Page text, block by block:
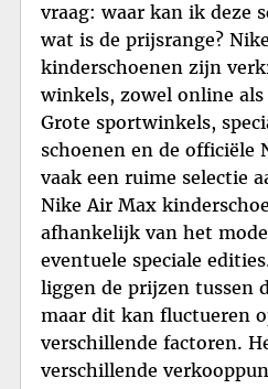
vraag: waar kan ik deze
wat is de prijsrange?
kinderschoenen zijn
winkels, zowel online
Grote sportwinkels,
schoenen en de
vaak een ruime selectie
Nike Air Max
afhankelijk van het
eventuele speciale
liggen de prijzen tussen
maar dit kan fluctueren
verschillende factoren.
verschillende